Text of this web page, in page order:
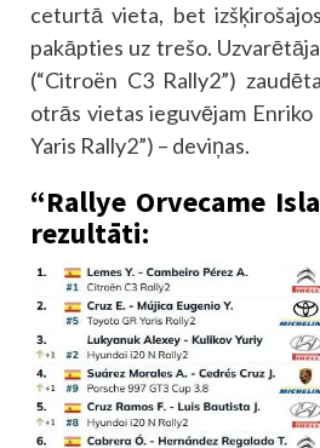
ceturtā vieta, bet
pakāpties uz trešo.
(“Citroën C3 Rally2”)
otrās vietas ieguvējam Enriko
Yaris Rally2”) – deviņas.
“Rallye Orvecame
rezultāti: